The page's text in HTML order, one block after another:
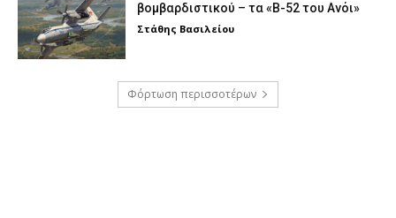
βομβαρδιστικού – τα «Β-52 του Ανόι»
Στάθης Βασιλείου
Φόρτωση περισσοτέρων